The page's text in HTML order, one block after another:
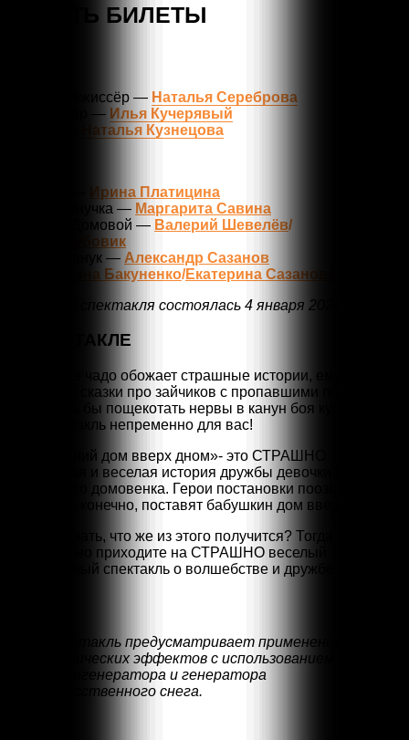
КУПИТЬ БИЛЕТЫ
Автор и режиссёр — Наталья Сереброва
Композитор — Илья Кучерявый
Наталья Кузнецова
Ирина Платицина
Тоня, её внучка — Маргарита Савина
Дедушка Домовой — Валерий Шевелёв/
Руслан Дубовик
Туня, его внук — Александр Сазанов
Ирина Бакуненко/Екатерина Сазанова
Премьера спектакля состоялась 4 января 2024 года
О СПЕКТАКЛЕ
Если ваше чадо обожает страшные истории, ему
наскучили сказки про зайчиков с пропавшими подарками
и хотелось бы пощекотать нервы в канун боя курантов, то
этот спектакль непременно для вас!
«Новогодний дом вверх дном»- это СТРАШНО
интересная и веселая история дружбы девочки и
настоящего домовенка. Герои постановки поозорничают
от души и, конечно, поставят бабушкин дом вверх дном.
Хотите узнать, что же из этого получится? Тогда
обязательно приходите на СТРАШНО веселый
музыкальный спектакль о волшебстве и дружбе.
Спектакль предусматривает применение
сценических эффектов с использованием
дымогенератора и генератора
искусственного снега.